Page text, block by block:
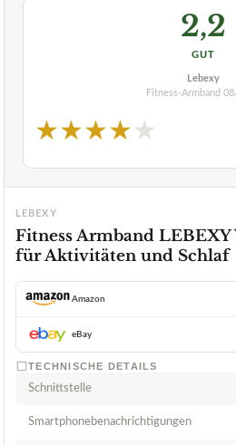
2,2
GUT
Lebexy
Fitness-Armband
★★★★★
LEBEXY
Fitness Armband LEBEXY
für Aktivitäten und Schlaf
Amazon
eBay
TECHNISCHE DETAILS
Schnittstelle
Smartphonebenachrichtigungen